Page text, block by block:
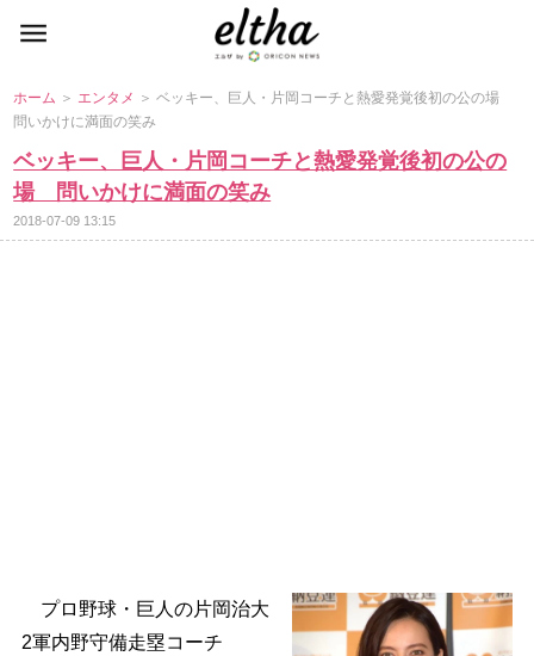
ホーム ＞ エンタメ ＞ ベッキー、巨人・片岡コーチと熱愛発覚後初の公の場
問いかけに満面の笑み
ベッキー、巨人・片岡コーチと熱愛発覚後初の公の
場 問いかけに満面の笑み
2018-07-09 13:15
プロ野球・巨人の片岡治大
2軍内野守備走塁コーチ